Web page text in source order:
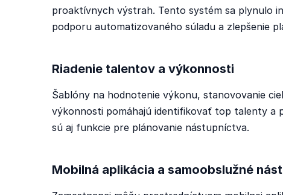
proaktívnych výstrah. Tento systém sa plynulo
podporu automatizovaného súladu a zlepšenie
Riadenie talentov a výkonnosti
Šablóny na hodnotenie výkonu, stanovovanie
výkonnosti pomáhajú identifikovať top talenty a
sú aj funkcie pre plánovanie nástupníctva.
Mobilná aplikácia a samoobslužné